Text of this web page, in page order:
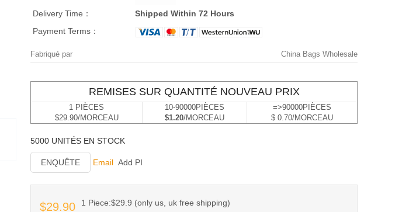
Delivery Time：
Shipped Within 72 Hours
Payment Terms：
Fabriqué par China Bags Wholesale
REMISES SUR QUANTITÉ NOUVEAU PRIX
1 PIÈCES
$29.90/MORCEAU
10-90000PIÈCES
$1.20/MORCEAU
=>90000PIÈCES
$ 0.70/MORCEAU
5000 UNITÉS EN STOCK
ENQUÊTE Email Add PI
$29.90 1 Piece:$29.9 (only us, uk free shipping)